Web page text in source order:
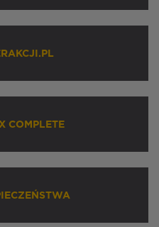
COMPLETE